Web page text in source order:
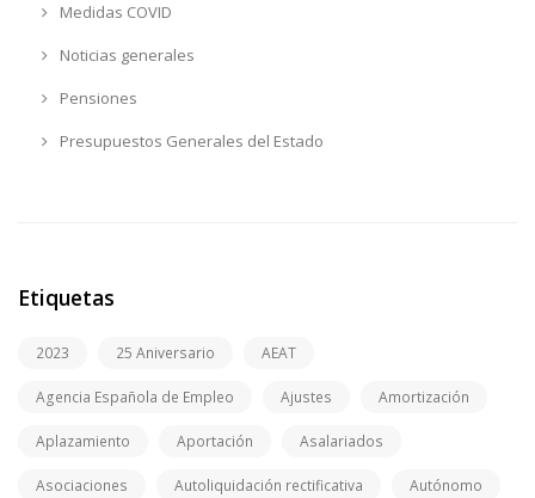
Medidas COVID
Noticias generales
Pensiones
Presupuestos Generales del Estado
Etiquetas
2023 25 Aniversario AEAT
Agencia Española de Empleo Ajustes Amortización
Aplazamiento Aportación Asalariados
Asociaciones Autoliquidación rectificativa Autónomo